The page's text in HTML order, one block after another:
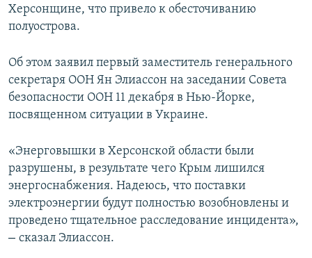
Херсонщине, что привело к обесточиванию
полуострова.
Об этом заявил первый заместитель генерального
секретаря ООН Ян Элиассон на заседании Совета
безопасности ООН 11 декабря в Нью-Йорке,
посвященном ситуации в Украине.
«Энерговышки в Херсонской области были
разрушены, в результате чего Крым лишился
энергоснабжения. Надеюсь, что поставки
электроэнергии будут полностью возобновлены и
проведено тщательное расследование инцидента»,
– сказал Элиассон.